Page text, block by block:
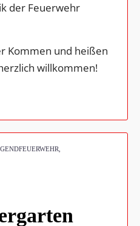
der Feuerwehr
Kommen und heißen
willkommen!